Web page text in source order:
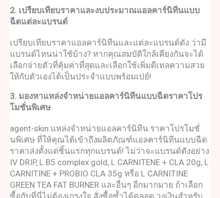
2. เปรียบเทียบราคาและงบประมาณแอลคาร์นิทีนแบบ
ฉีดแต่ละแบรนด์
เปรียบเทียบราคาแอลคาร์นิทีนและแต่ละแบรนด์ดัง ว่ามี
แบรนด์ไหนน่าใช้บ้าง? หากคุณสมบัติใกล้เคียงกันจะได้
เลือกจ่ายตัวที่คุ้มค่าที่สุดและเลือกใช้เพิ่มดีเทลความสวย
ให้กับตัวเองได้เป็นประจำแบบพร้อมเปย์!
3. มองหาแหล่งจำหน่ายแอลคาร์นิทีนแบบฉีดราคาโปร
โมชั่นพิเศษ
agent-skin แหล่งจำหน่ายแอลคาร์นิทีน ราคาโปรโมชั่
นพิเศษ ที่ให้คุณได้เข้าถึงผลิตภัณฑ์แอลคาร์นิทีนแบบฉีด
ราคาส่งตั้งแต่ชิ้นแรกทุกแบรนด์! ไม่ว่าจะแบรนด์ดังอย่าง
IV DRIP, L B5 complex gold, L CARNITENE + CLA 20g, L
CARNITINE + PROBIO CLA 35g หรือ L CARNITINE
GREEN TEA FAT BURNER และอื่นๆ อีกมากมาย ถ้าเลือก